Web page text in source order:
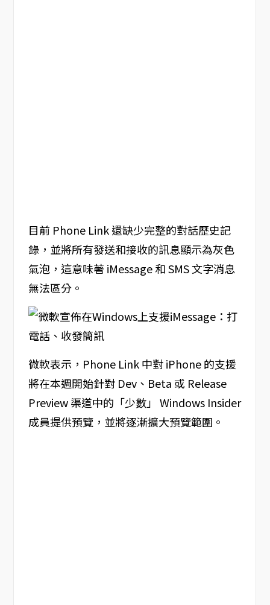
目前 Phone Link 還缺少完整的對話歷史記
錄，並將所有發送和接收的訊息顯示為灰色
氣泡，這意味著 iMessage 和 SMS 文字消息
無法區分。
微軟表示，Phone Link 中對 iPhone 的支援
將在本週開始針對 Dev、Beta 或 Release
Preview 渠道中的「少數」 Windows Insider
成員提供預覽，並將逐漸擴大預覽範圍。